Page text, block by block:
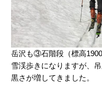
岳沢も③石階段（標高
雪渓歩きになりますが、
黒さが増してきました。